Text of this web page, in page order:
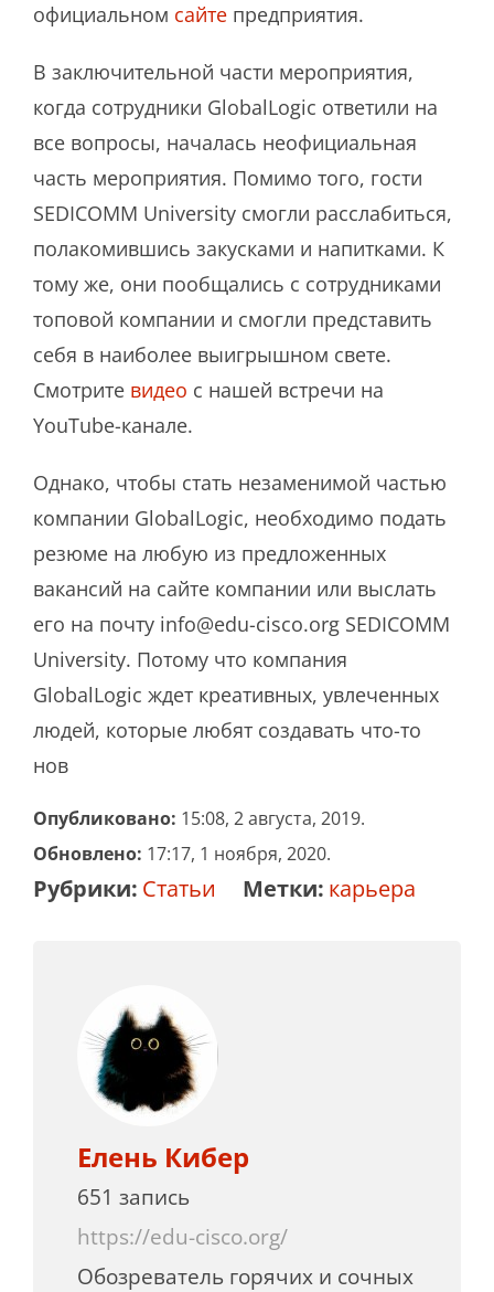
официальном сайте предприятия.
В заключительной части мероприятия,
когда сотрудники GlobalLogic ответили на
все вопросы, началась неофициальная
часть мероприятия. Помимо того, гости
SEDICOMM University смогли расслабиться,
полакомившись закусками и напитками. К
тому же, они пообщались с сотрудниками
топовой компании и смогли представить
себя в наиболее выигрышном свете.
Смотрите видео с нашей встречи на
YouTube-канале.
Однако, чтобы стать незаменимой частью
компании GlobalLogic, необходимо подать
резюме на любую из предложенных
вакансий на сайте компании или выслать
его на почту info@edu-cisco.org SEDICOMM
University. Потому что компания
GlobalLogic ждет креативных, увлеченных
людей, которые любят создавать что-то
нов
Опубликовано: 15:08, 2 августа, 2019.
Обновлено: 17:17, 1 ноября, 2020.
Рубрики: Статьи Метки: карьера
Елень Кибер
651 запись
https://edu-cisco.org/
Обозреватель горячих и сочных